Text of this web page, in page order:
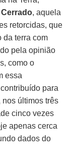
Cerrado, aquela
retorcidas, que
da terra com
pela opinião
como o
essa
para
últimos três
cinco vezes
apenas cerca
dados do